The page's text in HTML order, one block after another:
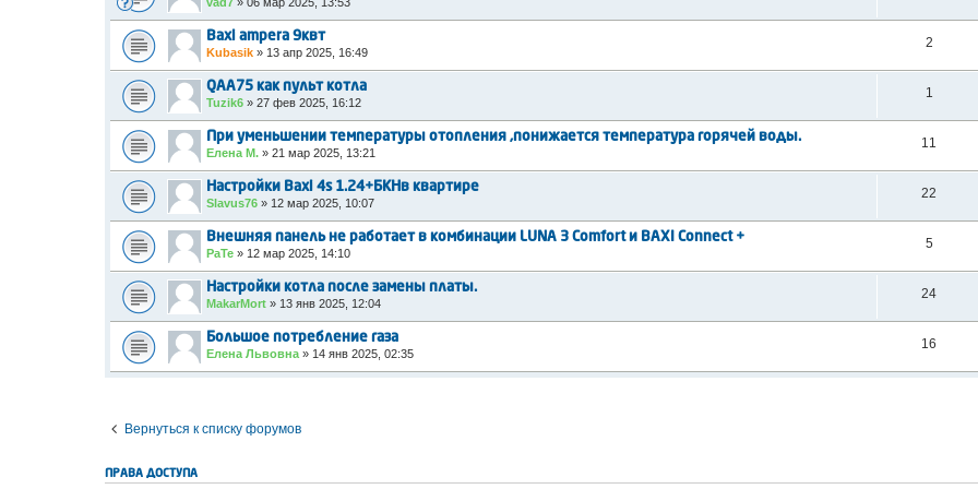
Baxi ampera 9квт
Kubasik » 13 апр 2025, 16:49
2
QAA75 как пульт котла
Tuzik6 » 27 фев 2025, 16:12
1
При уменьшении температуры отопления ,понижается температура горячей воды.
Елена M. » 21 мар 2025, 13:21
11
Настройки Baxi 4s 1.24+БКНв квартире
Slavus76 » 12 мар 2025, 10:07
22
Внешняя панель не работает в комбинации LUNA 3 Comfort и BAXI Connect +
PaTe » 12 мар 2025, 14:10
5
Настройки котла после замены платы.
MakarMort » 13 янв 2025, 12:04
24
Большое потребление газа
Елена Львовна » 14 янв 2025, 02:35
16
Вернуться к списку форумов
ПРАВА ДОСТУПА